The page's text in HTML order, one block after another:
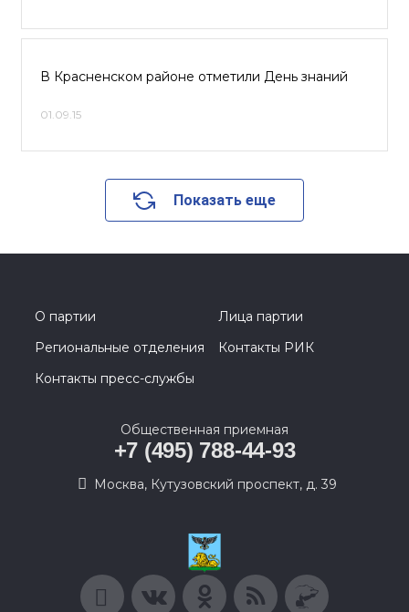
В Красненском районе отметили День знаний
01.09.15
Показать еще
О партии
Лица партии
Региональные отделения
Контакты РИК
Контакты пресс-службы
Общественная приемная
+7 (495) 788-44-93
Москва, Кутузовский проспект, д. 39